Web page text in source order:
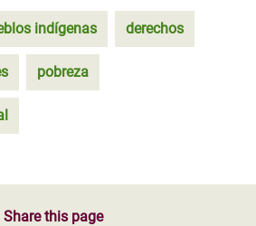
indígenas derechos
pobreza
Share this page